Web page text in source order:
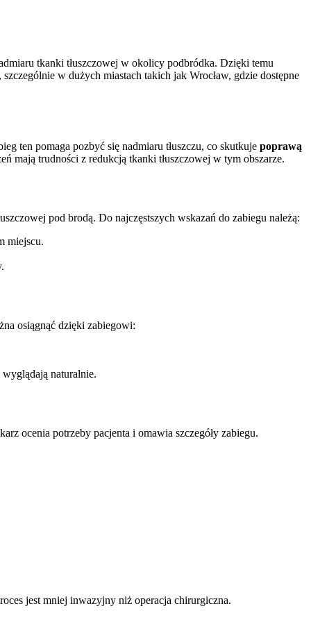
tkanki tłuszczowej w okolicy podbródka. Dzięki temu
w dużych miastach takich jak Wrocław, gdzie dostępne
ten pomaga pozbyć się nadmiaru tłuszczu, co skutkuje poprawą
mają trudności z redukcją tkanki tłuszczowej w tym obszarze.
pod brodą. Do najczęstszych wskazań do zabiegu należą:
miejscu.
osiągnąć dzięki zabiegowi:
naturalnie.
ocenia potrzeby pacjenta i omawia szczegóły zabiegu.
jest mniej inwazyjny niż operacja chirurgiczna.